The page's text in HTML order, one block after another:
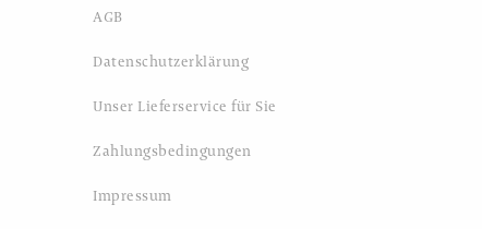
AGB
Datenschutzerklärung
Unser Lieferservice für Sie
Zahlungsbedingungen
Impressum